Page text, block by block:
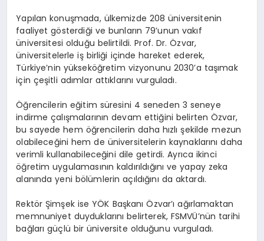
Yapılan konuşmada, ülkemizde 208 üniversitenin
faaliyet gösterdiği ve bunların 79’unun vakıf
üniversitesi olduğu belirtildi. Prof. Dr. Özvar,
üniversitelerle iş birliği içinde hareket ederek,
Türkiye’nin yükseköğretim vizyonunu 2030’a taşımak
için çeşitli adımlar attıklarını vurguladı.
Öğrencilerin eğitim süresini 4 seneden 3 seneye
indirme çalışmalarının devam ettiğini belirten Özvar,
bu sayede hem öğrencilerin daha hızlı şekilde mezun
olabileceğini hem de üniversitelerin kaynaklarını daha
verimli kullanabileceğini dile getirdi. Ayrıca ikinci
öğretim uygulamasının kaldırıldığını ve yapay zeka
alanında yeni bölümlerin açıldığını da aktardı.
Rektör Şimşek ise YÖK Başkanı Özvar’ı ağırlamaktan
memnuniyet duyduklarını belirterek, FSMVÜ’nün tarihi
bağları güçlü bir üniversite olduğunu vurguladı.